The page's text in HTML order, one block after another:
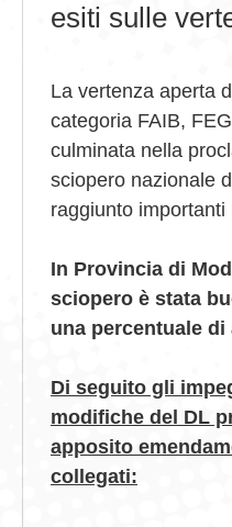
esiti sulle
La vertenza aperta
categoria FAIB,
culminata nella
sciopero nazionale
raggiunto
In Provincia di
sciopero è stata
una percentuale di
Di seguito gli
modifiche del DL
apposito
collegati: